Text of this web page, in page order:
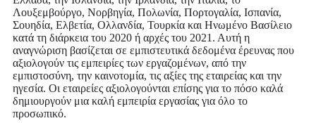
Λουξεμβούργο, Νορβηγία, Πολωνία, Πορτογαλία, Ισπανία,
Σουηδία, Ελβετία, Ολλανδία, Τουρκία και Ηνωμένο Βασίλειο
κατά τη διάρκεια του 2020 ή αρχές του 2021. Αυτή η
αναγνώριση βασίζεται σε εμπιστευτικά δεδομένα έρευνας που
αξιολογούν τις εμπειρίες των εργαζομένων, από την
εμπιστοσύνη, την καινοτομία, τις αξίες της εταιρείας και την
ηγεσία. Οι εταιρείες αξιολογούνται επίσης για το πόσο καλά
δημιουργούν μια καλή εμπειρία εργασίας για όλο το
προσωπικό.